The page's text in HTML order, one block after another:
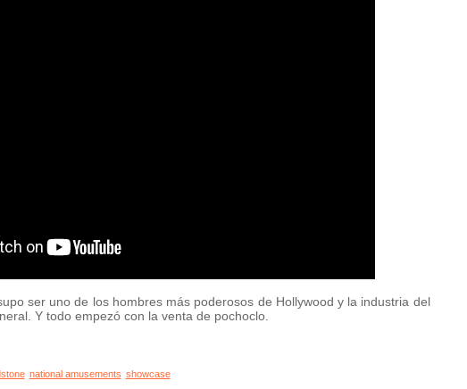
ser uno de los hombres más poderosos de Hollywood y la industria del
Y todo empezó con la venta de pochoclo.
national amusements showcase